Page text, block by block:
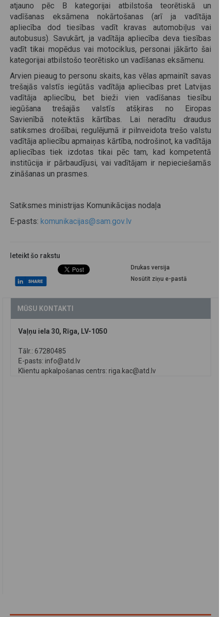
atjauno pēc B kategorijai atbilstoša teorētiskā un
vadīšanas eksāmena nokārtošanas (arī ja vadītāja
apliecība dod tiesības vadīt kravas automobiļus vai
autobusus). Savukārt, ja vadītāja apliecība deva tiesības
vadīt tikai mopēdus vai motociklus, personai jākārto šai
kategorijai atbilstošo teorētisko un vadīšanas eksāmenu.
Arvien pieaug to personu skaits, kas vēlas apmainīt savas
trešajās valstīs iegūtās vadītāja apliecības pret Latvijas
vadītāja apliecību, bet bieži vien vadīšanas tiesību
iegūšana trešajās valstīs atšķiras no Eiropas
Savienībā noteiktās kārtības. Lai neradītu draudus
satiksmes drošībai, regulējumā ir pilnveidota trešo valstu
vadītāja apliecību apmaiņas kārtība, nodrošinot, ka vadītāja
apliecības tiek izdotas tikai pēc tam, kad kompetentā
institūcija ir pārbaudījusi, vai vadītājam ir nepieciešamās
zināšanas un prasmes.
Satiksmes ministrijas Komunikācijas nodaļa
E-pasts: komunikacijas@sam.gov.lv
Ieteikt šo rakstu
Drukas versija
Nosūtīt ziņu e-pastā
MŪSU KONTAKTI
Vaļņu iela 30, Rīga, LV-1050
Tālr.: 67280485
E-pasts: info@atd.lv
Klientu apkalpošanas centrs: riga.kac@atd.lv